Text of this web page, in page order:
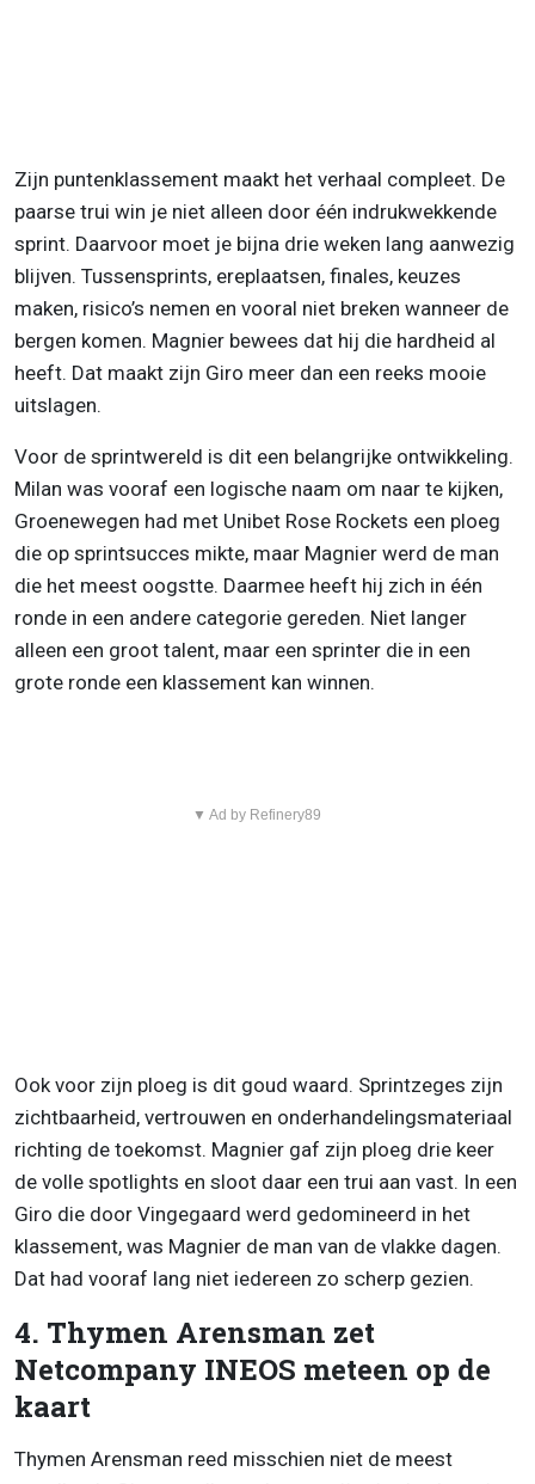
Zijn puntenklassement maakt het verhaal compleet. De
paarse trui win je niet alleen door één indrukwekkende
sprint. Daarvoor moet je bijna drie weken lang aanwezig
blijven. Tussensprints, ereplaatsen, finales, keuzes
maken, risico’s nemen en vooral niet breken wanneer de
bergen komen. Magnier bewees dat hij die hardheid al
heeft. Dat maakt zijn Giro meer dan een reeks mooie
uitslagen.
Voor de sprintwereld is dit een belangrijke ontwikkeling.
Milan was vooraf een logische naam om naar te kijken,
Groenewegen had met Unibet Rose Rockets een ploeg
die op sprintsucces mikte, maar Magnier werd de man
die het meest oogstte. Daarmee heeft hij zich in één
ronde in een andere categorie gereden. Niet langer
alleen een groot talent, maar een sprinter die in een
grote ronde een klassement kan winnen.
▼ Ad by Refinery89
Ook voor zijn ploeg is dit goud waard. Sprintzeges zijn
zichtbaarheid, vertrouwen en onderhandelingsmateriaal
richting de toekomst. Magnier gaf zijn ploeg drie keer
de volle spotlights en sloot daar een trui aan vast. In een
Giro die door Vingegaard werd gedomineerd in het
klassement, was Magnier de man van de vlakke dagen.
Dat had vooraf lang niet iedereen zo scherp gezien.
4. Thymen Arensman zet
Netcompany INEOS meteen op de
kaart
Thymen Arensman reed misschien niet de meest